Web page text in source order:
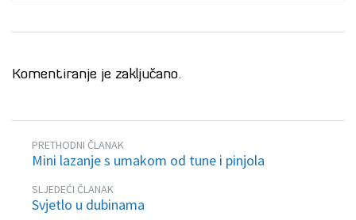
Komentiranje je zaključano.
PRETHODNI ČLANAK
Mini lazanje s umakom od tune i pinjola
SLJEDEĆI ČLANAK
Svjetlo u dubinama